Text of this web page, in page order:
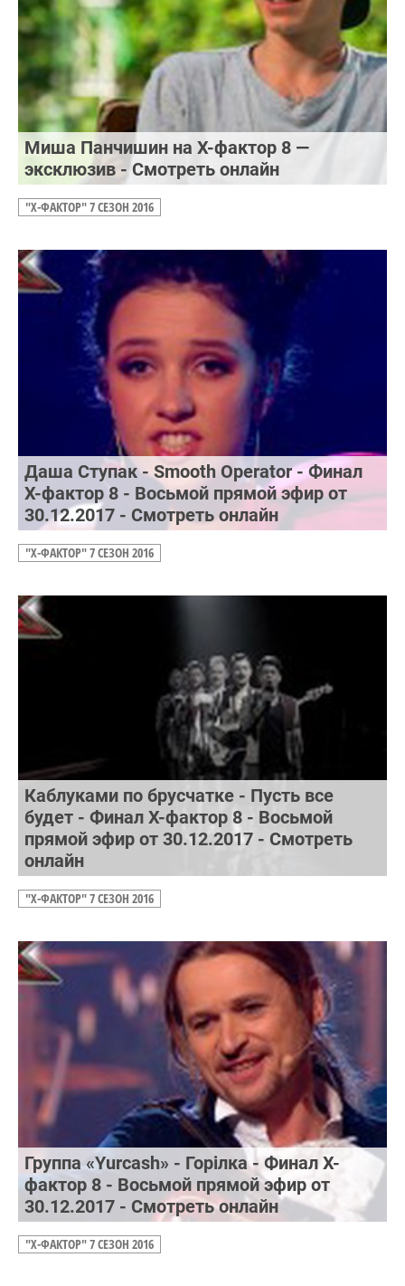
Миша Панчишин на Х-фактор 8 —
эксклюзив - Смотреть онлайн
"Х-ФАКТОР" 7 СЕЗОН 2016
Даша Ступак - Smooth Operator - Финал
Х-фактор 8 - Восьмой прямой эфир от
30.12.2017 - Смотреть онлайн
"Х-ФАКТОР" 7 СЕЗОН 2016
Каблуками по брусчатке - Пусть все
будет - Финал Х-фактор 8 - Восьмой
прямой эфир от 30.12.2017 - Смотреть
онлайн
"Х-ФАКТОР" 7 СЕЗОН 2016
Группа «Yurcash» - Горілка - Финал Х-
фактор 8 - Восьмой прямой эфир от
30.12.2017 - Смотреть онлайн
"Х-ФАКТОР" 7 СЕЗОН 2016